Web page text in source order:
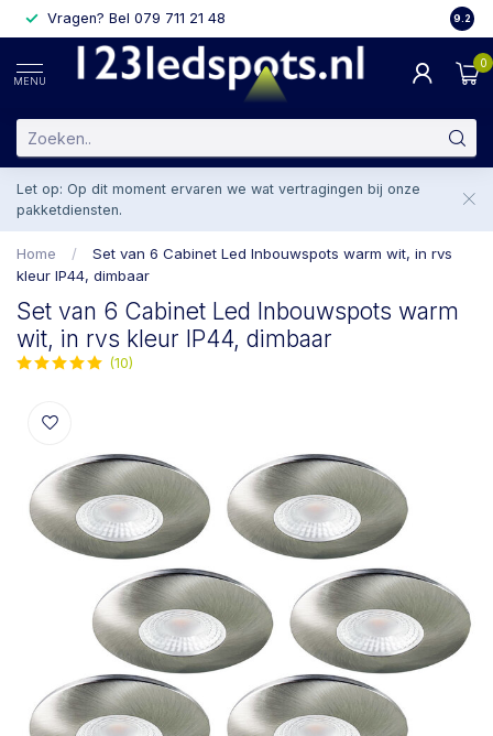
Vragen? Bel 079 711 21 48 29.2
MENU
0
Let op: Op dit moment ervaren we wat vertragingen bij onze
pakketdiensten.
Home /
Set van 6 Cabinet Led Inbouwspots warm wit, in rvs
kleur IP44, dimbaar
Set van 6 Cabinet Led Inbouwspots warm
wit, in rvs kleur IP44, dimbaar
(10)